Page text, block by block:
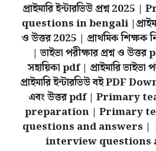
প্রাইমারি ইন্টারভিউ প্রশ্ন
questions in bengali
ও উত্তর 2025 | প্রাথমিক শিক্ষক
| ভাইভা পরীক্ষার প্রশ্ন ও উত্তর
সহায়িকা pdf | প্রাইমারি ভাইভা
প্রাইমারি ইন্টারভিউ বই PDF
এবং উত্তর pdf | Primary
preparation | Primary
questions and answers
interview questions